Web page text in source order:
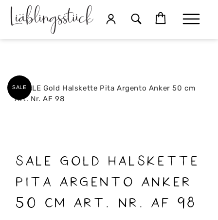
SALE
SALE Gold Halskette
Pita Argento Anker
50 cm Art. Nr. AF 98